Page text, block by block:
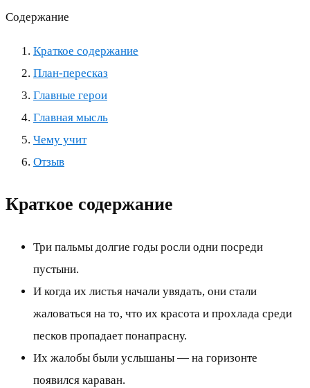
Содержание
Краткое содержание
План-пересказ
Главные герои
Главная мысль
Чему учит
Отзыв
Краткое содержание
Три пальмы долгие годы росли одни посреди
пустыни.
И когда их листья начали увядать, они стали
жаловаться на то, что их красота и прохлада среди
песков пропадает понапрасну.
Их жалобы были услышаны — на горизонте
появился караван.